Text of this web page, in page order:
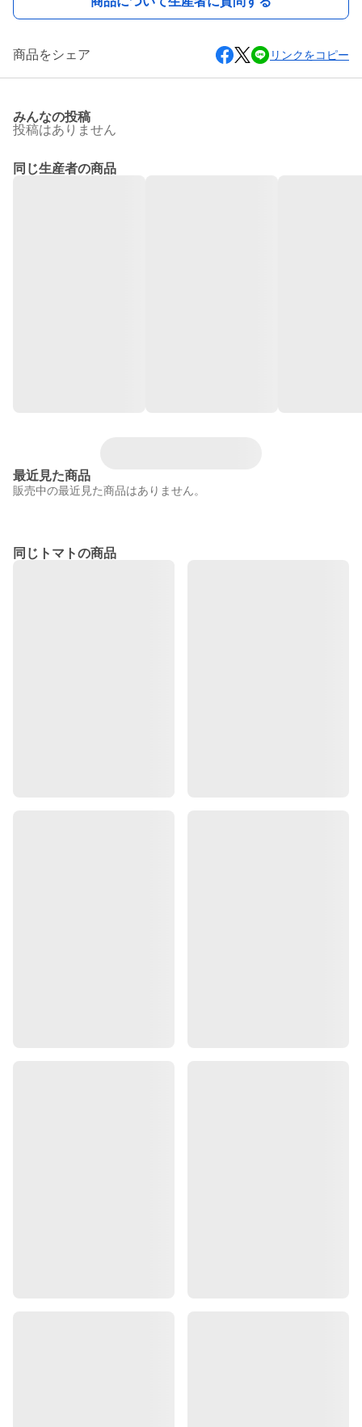
商品をシェア リンクをコピー
みんなの投稿
投稿はありません
同じ生産者の商品
最近見た商品
販売中の最近見た商品はありません。
同じトマトの商品